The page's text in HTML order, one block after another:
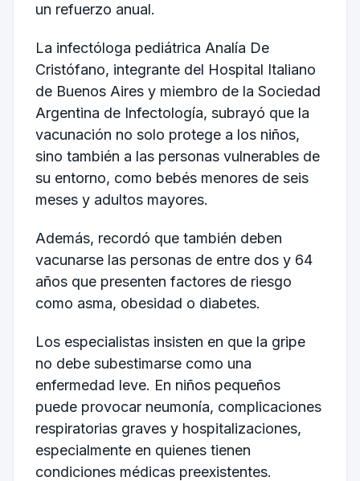
un refuerzo anual.
La infectóloga pediátrica Analía De
Cristófano, integrante del Hospital Italiano
de Buenos Aires y miembro de la Sociedad
Argentina de Infectología, subrayó que la
vacunación no solo protege a los niños,
sino también a las personas vulnerables de
su entorno, como bebés menores de seis
meses y adultos mayores.
Además, recordó que también deben
vacunarse las personas de entre dos y 64
años que presenten factores de riesgo
como asma, obesidad o diabetes.
Los especialistas insisten en que la gripe
no debe subestimarse como una
enfermedad leve. En niños pequeños
puede provocar neumonía, complicaciones
respiratorias graves y hospitalizaciones,
especialmente en quienes tienen
condiciones médicas preexistentes.